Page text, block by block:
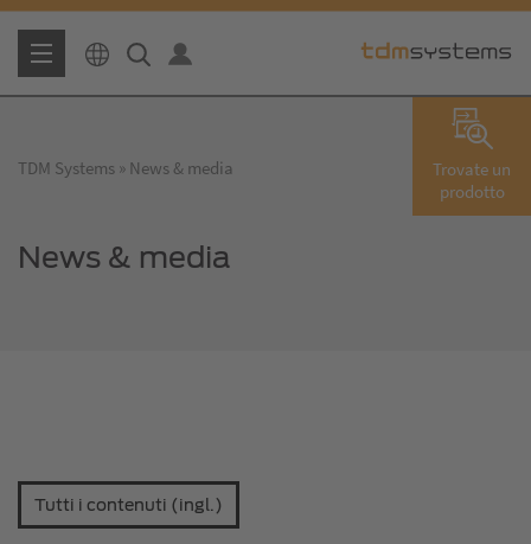
Trovate un
prodotto
TDM Systems News & media
News & media
Tutti i contenuti (ingl.)